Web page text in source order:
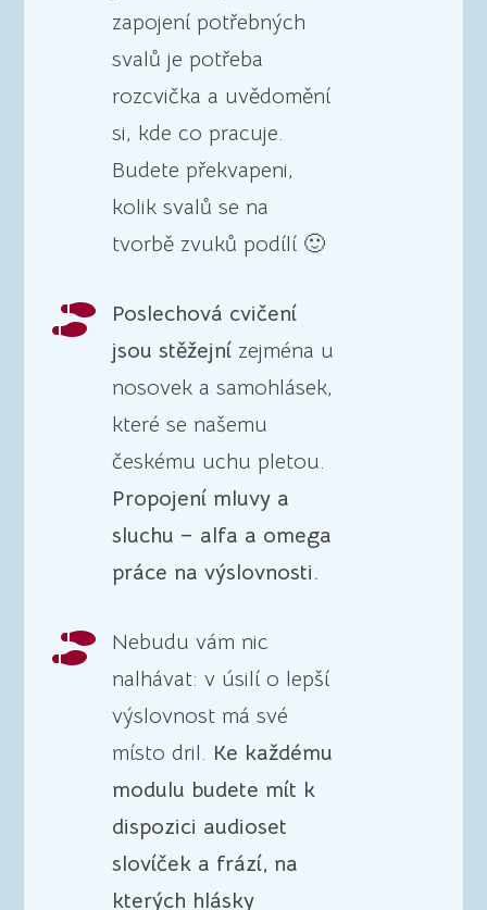
zapojení potřebných
svalů je potřeba
rozcvička a uvědomění
si, kde co pracuje.
Budete překvapeni,
kolik svalů se na
tvorbě zvuků podílí 🙂

Poslechová cvičení
jsou stěžejnízejména u
nosovek a samohlásek,
které se našemu
českému uchu pletou.
Propojení mluvy a
sluchu – alfa a omega
práce na výslovnosti.

Nebudu vám nic
nalhávat: v úsilí o lepší
výslovnost má své
místo dril. Ke každému
modulu budete mít k
dispozici audioset
slovíček a frází, na
kterých hlásky